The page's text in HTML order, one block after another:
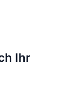
Ihr